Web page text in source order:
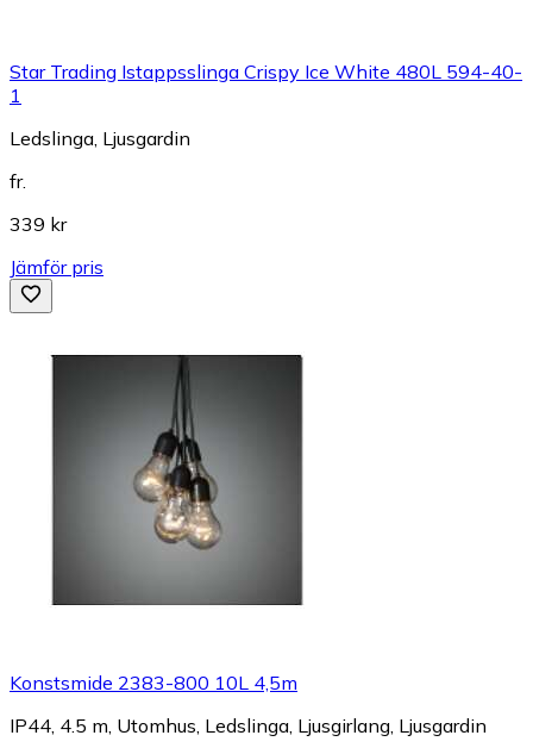
Star Trading Istappsslinga Crispy Ice White 480L 594-40-
1
Ledslinga, Ljusgardin
fr.
339 kr
Jämför pris
Konstsmide 2383-800 10L 4,5m
IP44, 4.5 m, Utomhus, Ledslinga, Ljusgirlang, Ljusgardin